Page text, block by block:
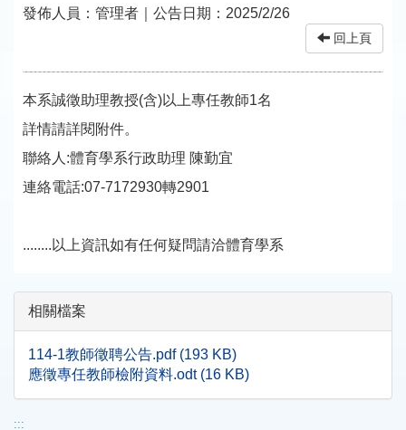
發佈人員： 管理者 ｜公告日期： 2025/2/26
回上頁
本系誠徵助理教授(含)以上專任教師1名
詳情請詳閱附件。
聯絡人:體育學系行政助理 陳勤宜
連絡電話:07-7172930轉2901
........以上資訊如有任何疑問請洽體育學系
相關檔案
114-1教師徵聘公告.pdf (193 KB)
應徵專任教師檢附資料.odt (16 KB)
:::